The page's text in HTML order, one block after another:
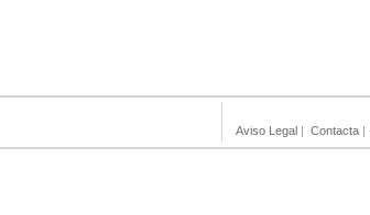
Aviso Legal | Contacta |